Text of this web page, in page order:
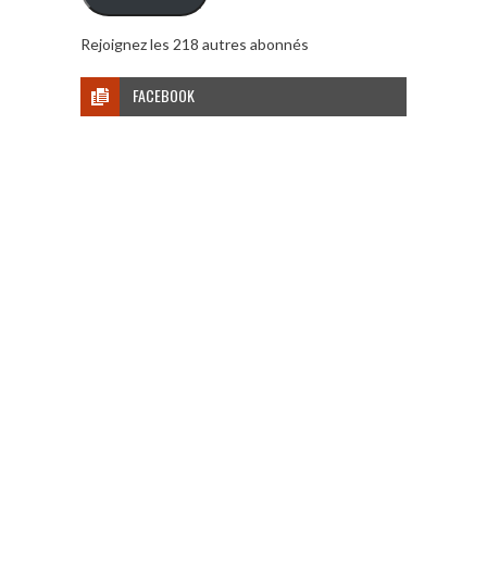
Rejoignez les 218 autres abonnés
FACEBOOK